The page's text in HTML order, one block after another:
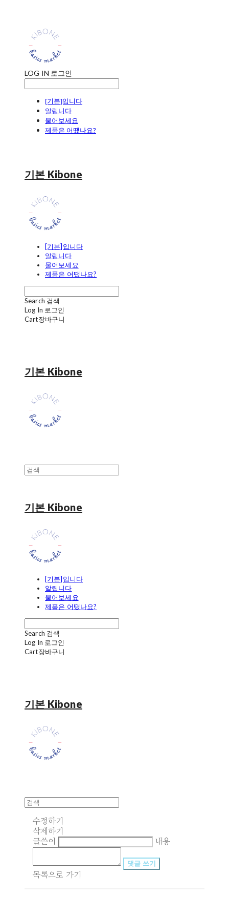
LOG IN 로그인
[기본]입니다
알립니다
물어보세요
제품은 어땠나요?
기본 Kibone
[기본]입니다
알립니다
물어보세요
제품은 어땠나요?
Search 검색
Log In 로그인
Cart장바구니
기본 Kibone
기본 Kibone
[기본]입니다
알립니다
물어보세요
제품은 어땠나요?
Search 검색
Log In 로그인
Cart장바구니
기본 Kibone
수정하기
삭제하기
글쓴이
내용
댓글 쓰기
목록으로 가기